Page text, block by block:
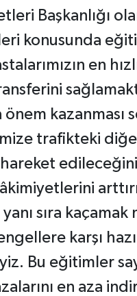
Başkanlığı
konusunda
en
kazanması
trafikteki
hareket
sıra
karşı
Bu eğitimler
en aza